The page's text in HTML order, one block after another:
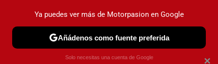
PRUEBAS COCHES ELÉCTRICOS OBSERVATORIO
×
Ya puedes ver más de Motorpasion en Google
Añádenos como fuente preferida
Solo necesitas una cuenta de Google